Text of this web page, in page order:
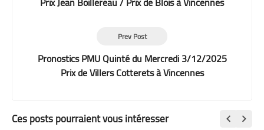
Prev Post
Pronostics PMU Quinté du Mercredi 3/12/2025
Prix de Villers Cotterets à Vincennes
Ces posts pourraient vous intéresser